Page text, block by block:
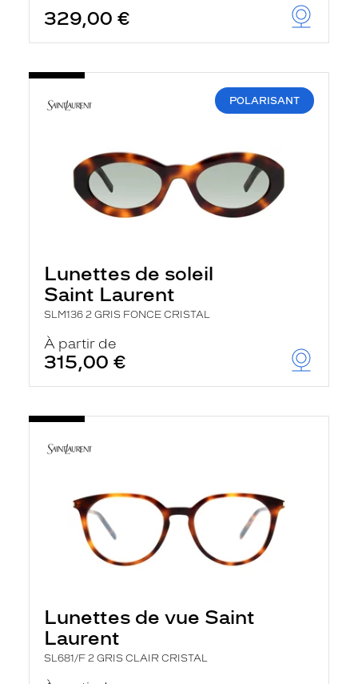
329,00 €
POLARISANT
Lunettes de soleil
Saint Laurent
SLM136 2 GRIS FONCE CRISTAL
À partir de
315,00 €
Lunettes de vue Saint
Laurent
SL681/F 2 GRIS CLAIR CRISTAL